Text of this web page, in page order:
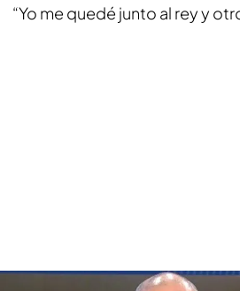
“Yo me quedé junto al rey y
Nacho Abad, de las palabras de Mazón en las